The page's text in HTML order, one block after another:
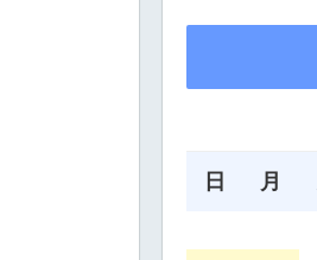
日 月